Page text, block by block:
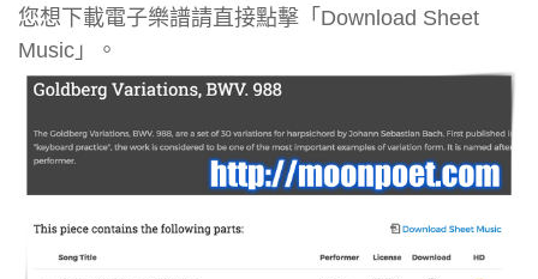
您想下載電子樂譜請直接點擊「Download Sheet
Music」。